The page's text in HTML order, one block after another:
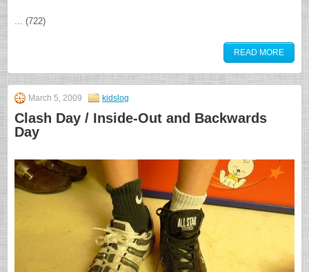
... (722)
READ MORE
March 5, 2009 kidslog
Clash Day / Inside-Out and Backwards
Day